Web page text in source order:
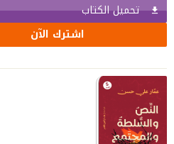
تحميل الكتاب
اشترك الآن